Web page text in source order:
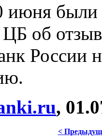
были
об
России
,
<